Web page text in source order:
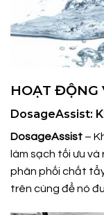
HOẠT ĐỘNG
DosageAssist:
DosageAssist –
làm sạch tối ưu
phân phối chất
trên cùng để nó